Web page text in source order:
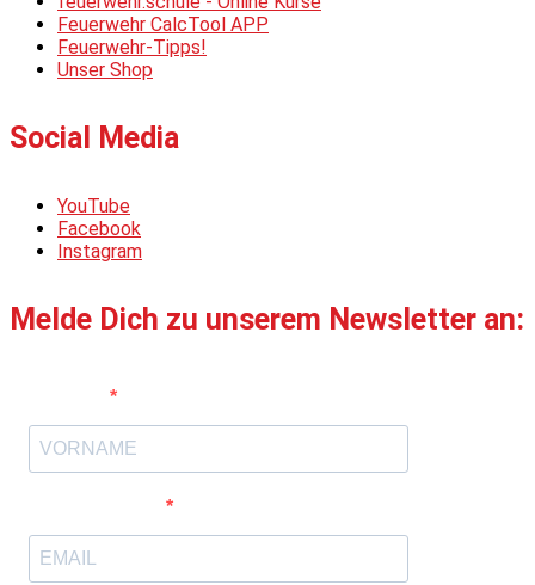
Feuerwehr CalcTool APP
Feuerwehr-Tipps!
Unser Shop
Social Media
YouTube
Facebook
Instagram
Melde Dich zu unserem Newsletter an: